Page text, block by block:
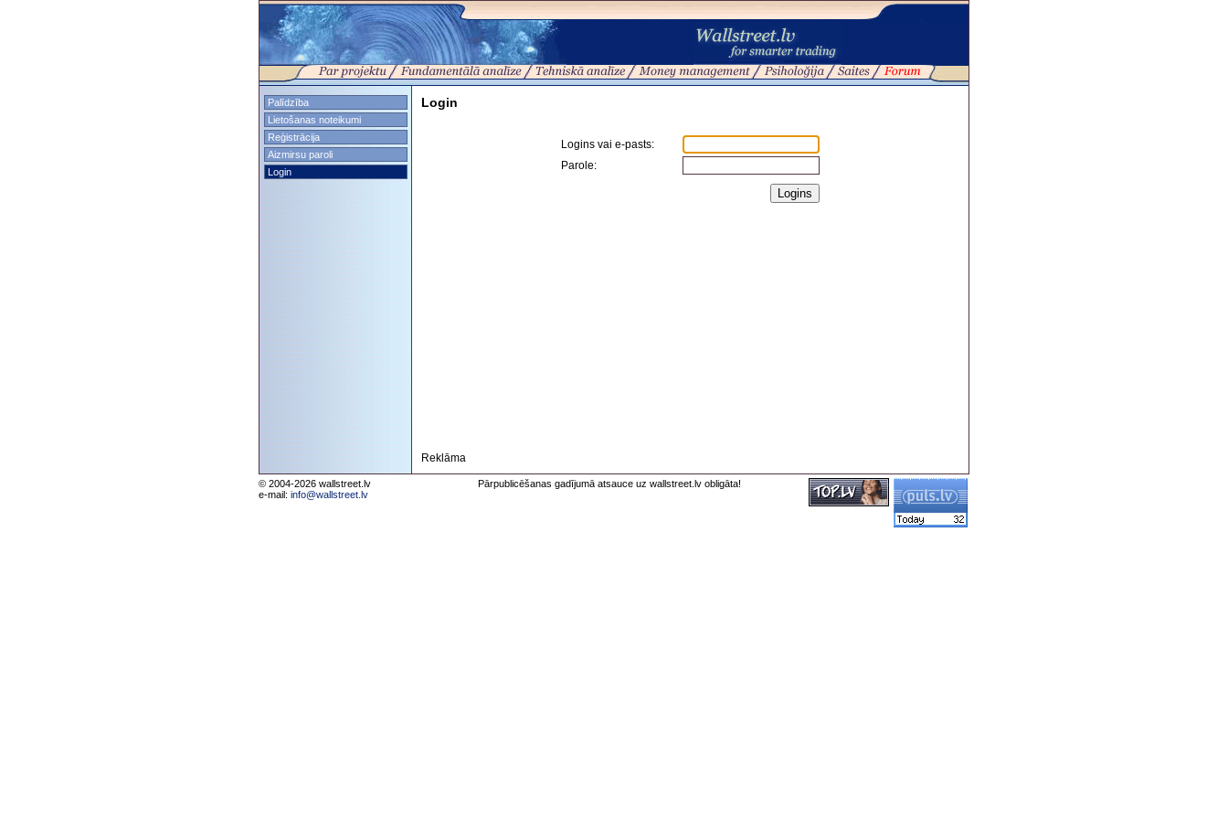
Palīdzība
Lietošanas noteikumi
Reģistrācija
Aizmirsu paroli
Login
Login
Logins vai e-pasts:
Parole:
Reklāma
© 2004-2026 wallstreet.lv
e-mail: info@wallstreet.lv
Pārpublicēšanas gadījumā atsauce uz wallstreet.lv obligāta!